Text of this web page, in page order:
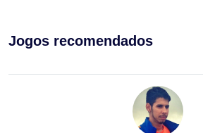
Jogos recomendados